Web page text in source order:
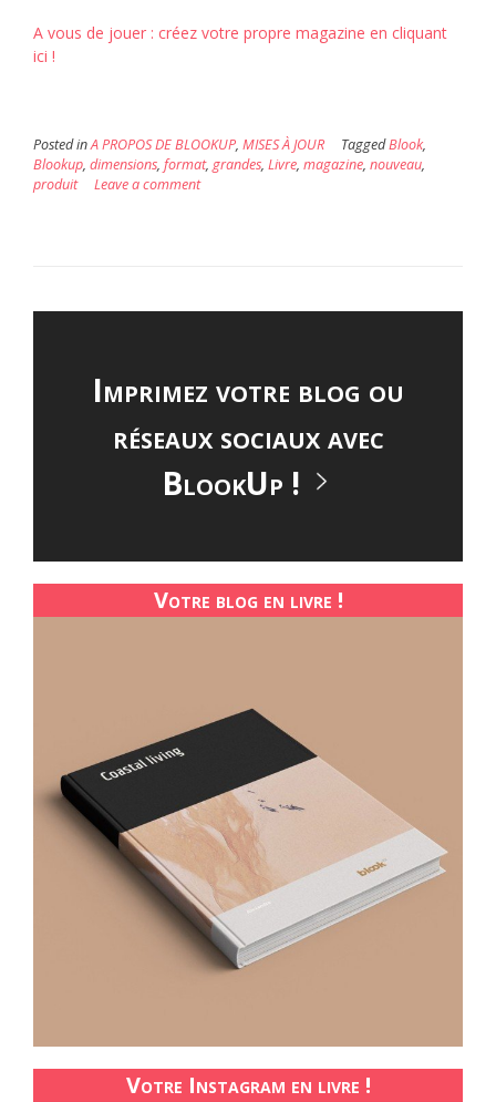
A vous de jouer : créez votre propre magazine en cliquant
ici !
Posted inA PROPOS DE BLOOKUP, MISES À JOUR TaggedBlook,
Blookup, dimensions, format,grandes, Livre, magazine, nouveau,
produit
Leave a comment
Imprimez votre blog ou
réseaux sociaux avec
BlookUp !
Votre blog en livre !
Votre Instagram en livre !